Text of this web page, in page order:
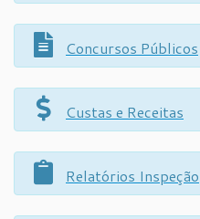
Concursos Públicos
Custas e Receitas
Relatórios Inspeção